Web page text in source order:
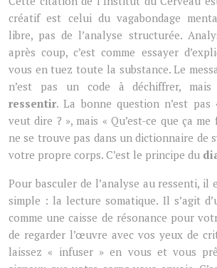
créatif est celui du vagabondage
libre, pas de l’analyse structurée.
après coup, c’est comme essayer
vous en tuez toute la substance. Le
n’est pas un code à déchiffrer,
ressentir. La bonne question n’est pas
veut dire ? », mais « Qu’est-ce que ça
ne se trouve pas dans un dictionnaire de
votre propre corps. C’est le principe du
Pour basculer de l’analyse au ressenti, il
simple : la lecture somatique. Il s’agit
comme une caisse de résonance pour
de regarder l’œuvre avec vos yeux de
laissez « infuser » en vous et vous